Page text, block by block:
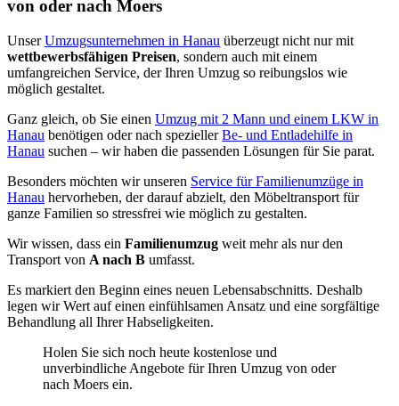
von oder nach Moers
UnserUmzugsunternehmen in Hanau überzeugt nicht nur mit
wettbewerbsfähigen Preisen, sondern auch mit einem
umfangreichen Service, der Ihren Umzug so reibungslos wie
möglich gestaltet.
Ganz gleich, ob Sie einen Umzug mit 2 Mann und einem LKW in
Hanau benötigen oder nach speziellerBe- und Entladehilfe in
Hanau suchen – wir haben die passenden Lösungen für Sie parat.
Besonders möchten wir unseren Service für Familienumzüge in
Hanau hervorheben, der darauf abzielt, den Möbeltransport für
ganze Familien so stressfrei wie möglich zu gestalten.
Wir wissen, dass ein Familienumzug weit mehr als nur den
Transport von A nach B umfasst.
Es markiert den Beginn eines neuen Lebensabschnitts. Deshalb
legen wir Wert auf einen einfühlsamen Ansatz und eine sorgfältige
Behandlung all Ihrer Habseligkeiten.
Holen Sie sich noch heute kostenlose und
unverbindliche Angebote für Ihren Umzug von oder
nach Moers ein.